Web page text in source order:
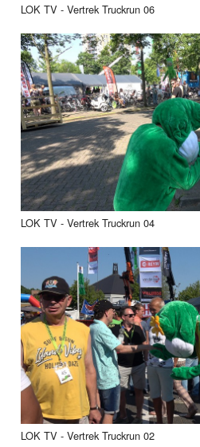
LOK TV - Vertrek Truckrun 06
LOK TV - Vertrek Truckrun 04
LOK TV - Vertrek Truckrun 02